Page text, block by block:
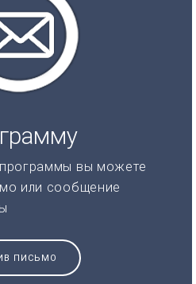
вы можете
или сообщение
ПИСЬМО